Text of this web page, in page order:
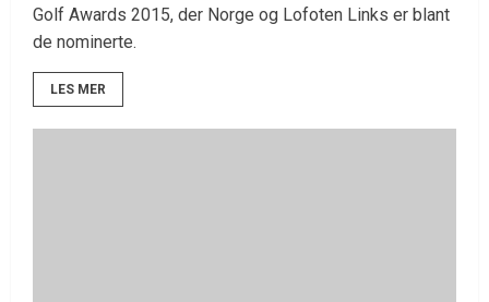
Golf Awards 2015, der Norge og Lofoten Links er blant
de nominerte.
LES MER